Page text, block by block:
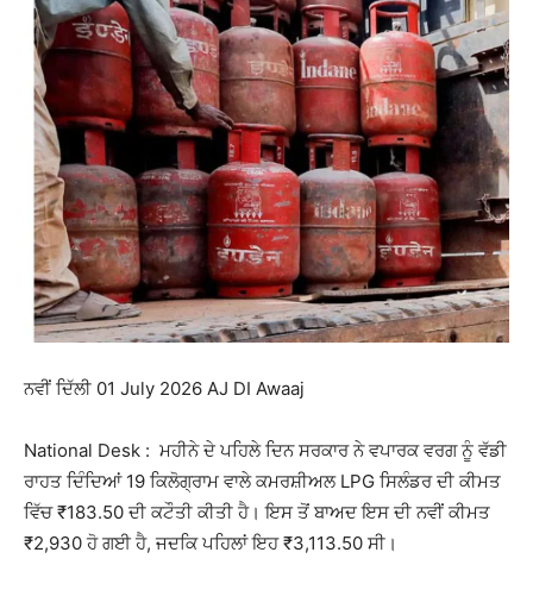
ਨਵੀਂ ਦਿੱਲੀ 01 July 2026 AJ DI Awaaj
National Desk : ਮਹੀਨੇ ਦੇ ਪਹਿਲੇ ਦਿਨ ਸਰਕਾਰ ਨੇ ਵਪਾਰਕ ਵਰਗ ਨੂੰ ਵੱਡੀ
ਰਾਹਤ ਦਿੰਦਿਆਂ 19 ਕਿਲੋਗ੍ਰਾਮ ਵਾਲੇ ਕਮਰਸ਼ੀਅਲ LPG ਸਿਲੰਡਰ ਦੀ ਕੀਮਤ
ਵਿੱਚ ₹183.50 ਦੀ ਕਟੌਤੀ ਕੀਤੀ ਹੈ। ਇਸ ਤੋਂ ਬਾਅਦ ਇਸ ਦੀ ਨਵੀਂ ਕੀਮਤ
₹2,930 ਹੋ ਗਈ ਹੈ, ਜਦਕਿ ਪਹਿਲਾਂ ਇਹ ₹3,113.50 ਸੀ।